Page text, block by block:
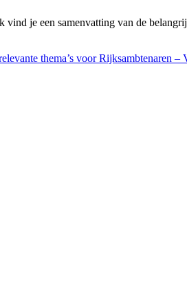
je een samenvatting van de
thema’s voor Rijksambtenaren